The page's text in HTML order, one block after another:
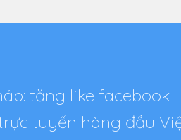
tăng like facebook
tuyến hàng đầu